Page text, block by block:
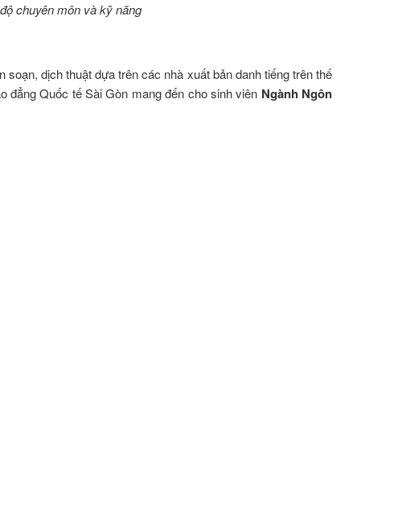
chuyên môn và kỹ năng
dịch thuật dựa trên các nhà xuất bản danh tiếng trên thế
đẳng Quốc tế Sài Gòn mang đến cho sinh viên Ngành Ngôn